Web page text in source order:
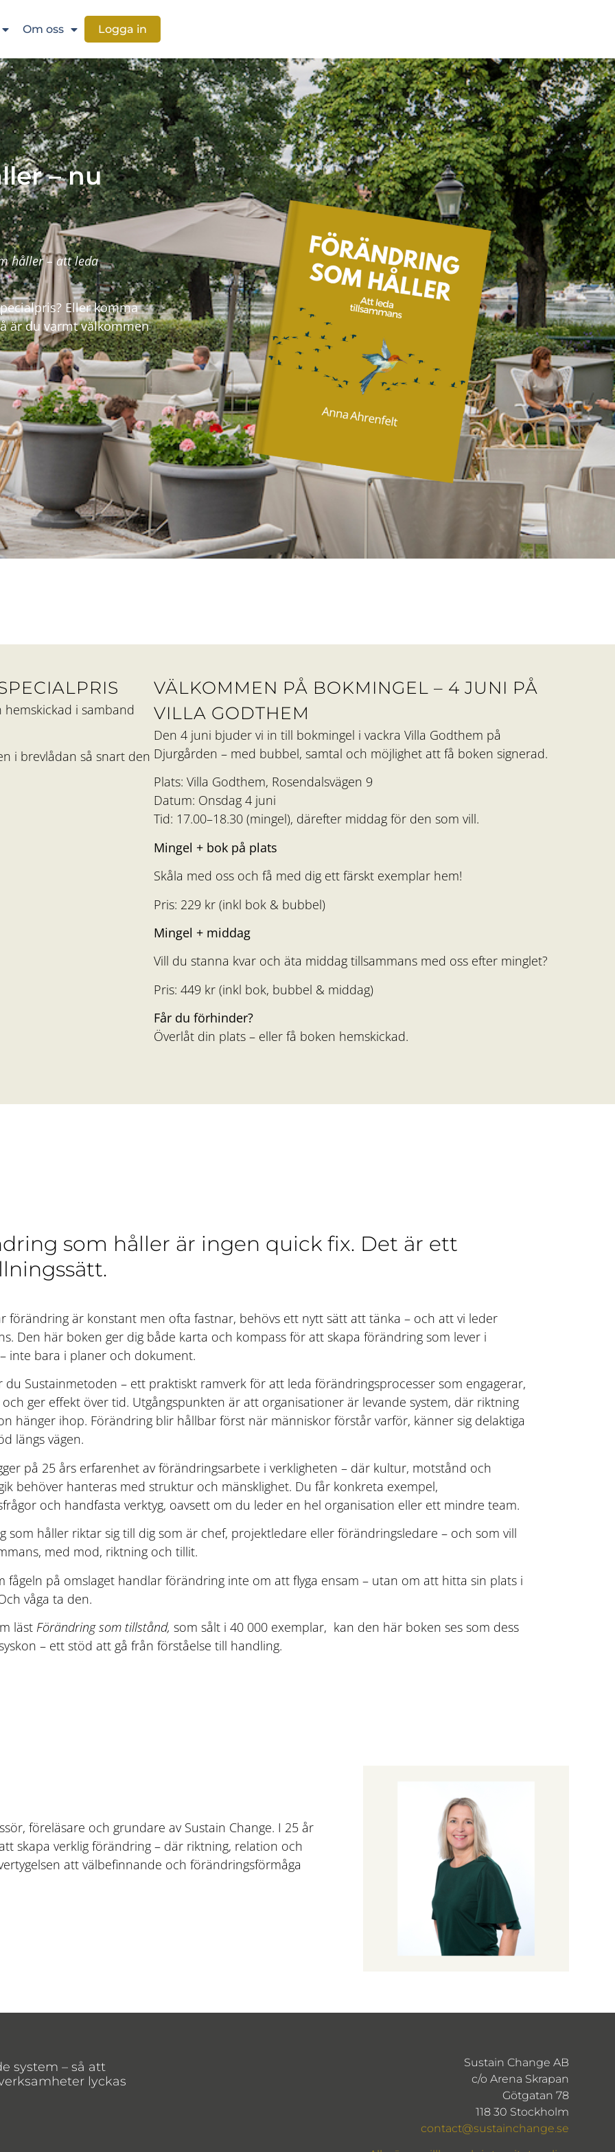
Om oss Logga in
– nu
håller – att leda
Eller komma
är du varmt välkommen
i samband
i brevlådan så snart den
VÄLKOMMEN PÅ BOKMINGEL – 4 JUNI PÅ
VILLA GODTHEM
Den 4 juni bjuder vi in till bokmingel i vackra Villa Godthem på
Djurgården – med bubbel, samtal och möjlighet att få boken signerad.
Plats: Villa Godthem, Rosendalsvägen 9
Datum: Onsdag 4 juni
Tid: 17.00–18.30 (mingel), därefter middag för den som vill.
Mingel + bok på plats
Skåla med oss och få med dig ett färskt exemplar hem!
Pris: 229 kr (inkl bok & bubbel)
Mingel + middag
Vill du stanna kvar och äta middag tillsammans med oss efter minglet?
Pris: 449 kr (inkl bok, bubbel & middag)
Får du förhinder?
Överlåt din plats – eller få boken hemskickad.
som håller är ingen quick fix. Det är ett
förändring är konstant men ofta fastnar, behövs ett nytt sätt att tänka – och att vi leder
Den här boken ger dig både karta och kompass för att skapa förändring som lever i
inte bara i planer och dokument.
du Sustainmetoden – ett praktiskt ramverk för att leda förändringsprocesser som engagerar,
ger effekt över tid. Utgångspunkten är att organisationer är levande system, där riktning
hänger ihop. Förändring blir hållbar först när människor förstår varför, känner sig delaktiga
längs vägen.
på 25 års erfarenhet av förändringsarbete i verkligheten – där kultur, motstånd och
behöver hanteras med struktur och mänsklighet. Du får konkreta exempel,
och handfasta verktyg, oavsett om du leder en hel organisation eller ett mindre team.
som håller riktar sig till dig som är chef, projektledare eller förändringsledare – och som vill
med mod, riktning och tillit.
fågeln på omslaget handlar förändring inte om att flyga ensam – utan om att hitta sin plats i
våga ta den.
läst Förändring som tillstånd, som sålt i 40 000 exemplar, kan den här boken ses som dess
– ett stöd att gå från förståelse till handling.
föreläsare och grundare av Sustain Change. I 25 år
skapa verklig förändring – där riktning, relation och
att välbefinnande och förändringsförmåga
system – så att
lyckas
Sustain Change AB
c/o Arena Skrapan
Götgatan 78
118 30 Stockholm
contact@sustainchange.se